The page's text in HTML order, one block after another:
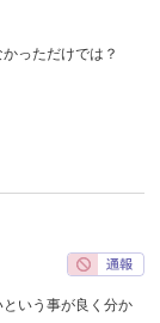
っただけでは？
いう事が良く分か